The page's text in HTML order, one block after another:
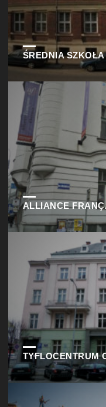
ŚREDNIA
ALLIANCE
TYFLOCENTRUM